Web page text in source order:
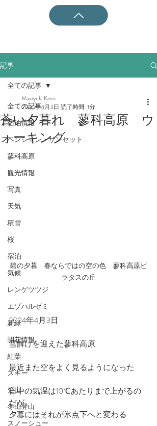
記事
全ての記事
宿泊情報
ペンション・サンセット
蓼科高原
観光情報
写真
天気
積雪
桜
宿泊
気候
レンゲツツジ
エゾハルゼミ
新緑
開花情報
紅葉
スキー
登山
冬山登山
スノーシュー
全ての記事
蒼い夕暮れ 蓼科高原 ウ
ォーキング
Masayuki Kano
2024年4月3日 読了時間: 1分
碧の夕暮　春ならではの空の色　蓼科高原ピ
ラタスの丘
2024年4月3日
雪解けを迎えた蓼科高原
最近また空をよく見るようになった
日中の気温は10℃あたりまで上がるの
だが
夕暮にはそれが氷点下へと変わる